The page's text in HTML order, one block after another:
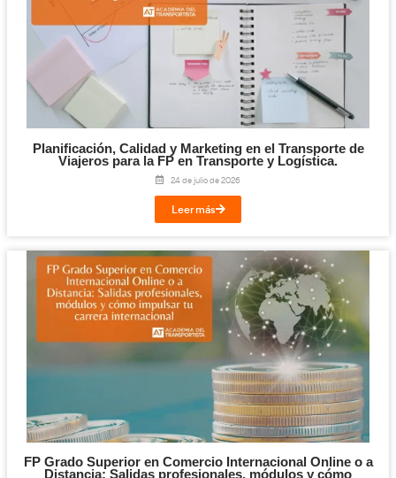
Digitalización en los Sectores Productivos
Transporte y Logística.
31 de julio de 2026
Leer más